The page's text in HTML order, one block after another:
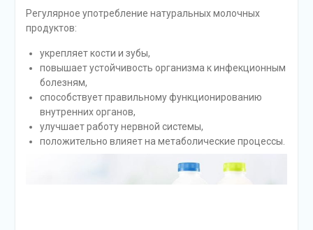
Регулярное употребление натуральных молочных
продуктов:
укрепляет кости и зубы,
повышает устойчивость организма к инфекционным
болезням,
способствует правильному функционированию
внутренних органов,
улучшает работу нервной системы,
положительно влияет на метаболические процессы.